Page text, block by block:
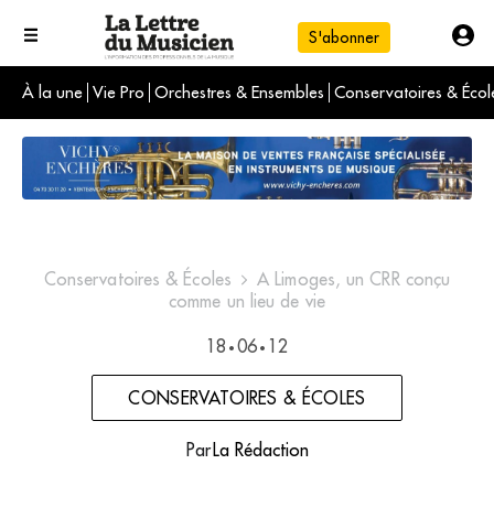
S'abonner
À la une Vie Pro Orchestres & Ensembles Conservatoires &
L'info du jour
Le numéro du mois
International
Conservatoires & Écoles
A Limoges, un CRR conçu
comme un lieu de vie
18 • 06 • 12
CONSERVATOIRES & ÉCOLES
ParLa Rédaction